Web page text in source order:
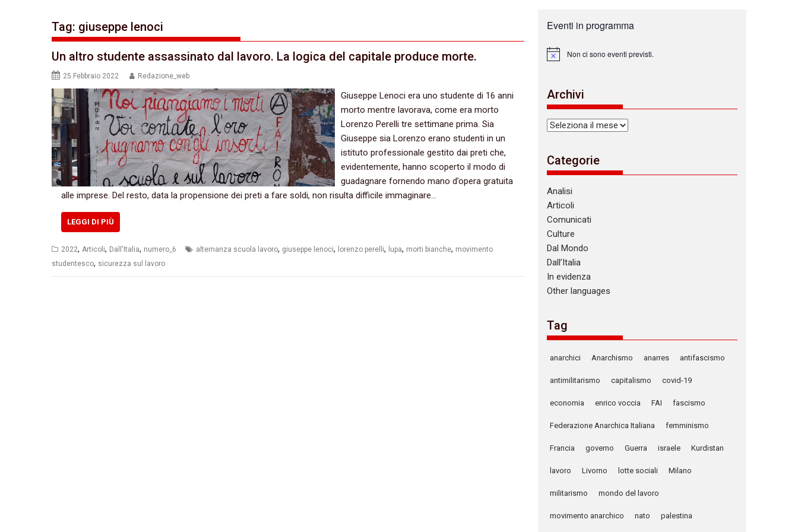
Tag: giuseppe lenoci
Un altro studente assassinato dal lavoro. La logica del capitale produce morte.
25 Febbraio 2022 Redazione_web
Giuseppe Lenoci era uno studente di 16 anni
morto mentre lavorava, come era morto
Lorenzo Perelli tre settimane prima. Sia
Giuseppe sia Lorenzo erano studenti in un
istituto professionale gestito dai preti che,
evidentemente, hanno scoperto il modo di
guadagnare fornendo mano d’opera gratuita
alle imprese. Del resto, data la propensione dei preti a fare soldi, non risulta difficile immaginare…
LEGGI DI PIÙ
2022, Articoli, Dall'Italia, numero_6 alternanza scuola lavoro, giuseppe lenoci, lorenzo perelli, lupa, morti bianche, movimento
studentesco, sicurezza sul lavoro
Eventi in programma
N
c
e
Non ci sono eventi previsti.
Archivi
Archivi
Categorie
Analisi
Articoli
Comunicati
Culture
Dal Mondo
Dall’Italia
In evidenza
Other languages
Tag
anarchici Anarchismo anarres antifascismo
antimilitarismo capitalismo covid-19
economia enrico voccia FAI fascismo
Federazione Anarchica Italiana femminismo
Francia governo Guerra israele Kurdistan
lavoro Livorno lotte sociali Milano
militarismo mondo del lavoro
movimento anarchico nato palestina